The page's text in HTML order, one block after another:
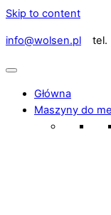
Skip to content
info@wolsen.pl tel.
Główna
Maszyny do